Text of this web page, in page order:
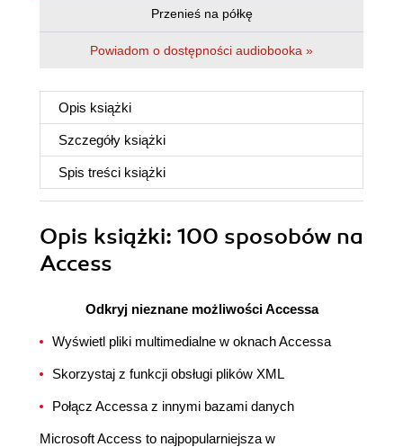
Przenieś na półkę
Powiadom o dostępności audiobooka »
Opis książki
Szczegóły książki
Spis treści książki
Opis książki: 100 sposobów na
Access
Odkryj nieznane możliwości Accessa
Wyświetl pliki multimedialne w oknach Accessa
Skorzystaj z funkcji obsługi plików XML
Połącz Accessa z innymi bazami danych
Microsoft Access to najpopularniejsza w